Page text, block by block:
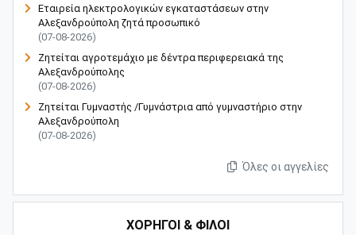
Εταιρεία ηλεκτρολογικών εγκαταστάσεων στην
Αλεξανδρούπολη ζητά προσωπικό
(07-08-2026)
Ζητείται αγροτεμάχιο με δέντρα περιφερειακά της
Αλεξανδρούπολης
(07-08-2026)
Ζητείται Γυμναστής /Γυμνάστρια από γυμναστήριο στην
Αλεξανδρούπολη
(07-08-2026)
Όλες οι αγγελίες
ΧΟΡΗΓΟΙ & ΦΙΛΟΙ